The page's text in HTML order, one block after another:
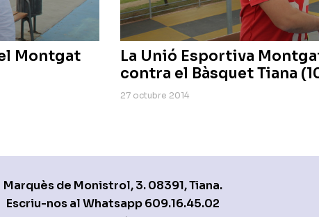
Montgat
La Unió Esportiva
contra el Bàsquet Tiana
27 octubre 2014
Marquès de Monistrol, 3. 08391, Tiana.
Escriu-nos al Whatsapp609.16.45.02